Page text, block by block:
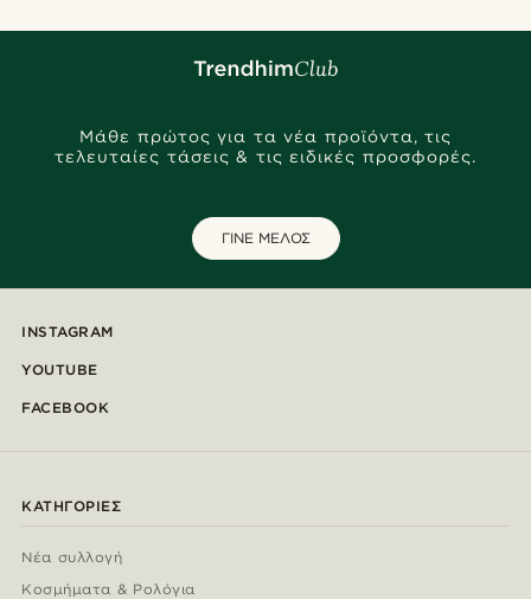
Μάθε πρώτος για τα νέα προϊόντα, τις
τελευταίες τάσεις & τις ειδικές προσφορές.
ΓΙΝΕ ΜΕΛΟΣ
INSTAGRAM
YOUTUBE
FACEBOOK
ΚΑΤΗΓΟΡΊΕΣ
Νέα συλλογή
Κοσμήματα & Ρολόγια